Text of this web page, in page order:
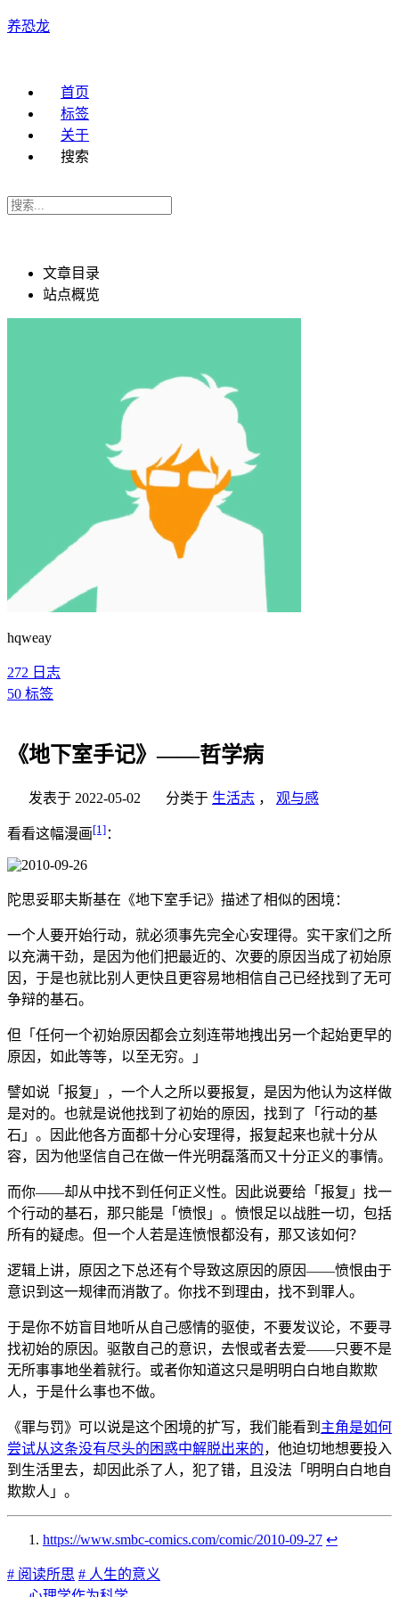
养恐龙
首页
标签
关于
搜索
文章目录
站点概览
hqweay
272 日志
50 标签
《地下室手记》——哲学病
发表于 2022-05-02 分类于 生活志 ， 观与感
看看这幅漫画[1] ：
陀思妥耶夫斯基在《地下室手记》描述了相似的困境：
一个人要开始行动，就必须事先完全心安理得。实干家们之所
以充满干劲，是因为他们把最近的、次要的原因当成了初始原
因，于是也就比别人更快且更容易地相信自己已经找到了无可
争辩的基石。
但「任何一个初始原因都会立刻连带地拽出另一个起始更早的
原因，如此等等，以至无穷。」
譬如说「报复」，一个人之所以要报复，是因为他认为这样做
是对的。也就是说他找到了初始的原因，找到了「行动的基
石」。因此他各方面都十分心安理得，报复起来也就十分从
容，因为他坚信自己在做一件光明磊落而又十分正义的事情。
而你——却从中找不到任何正义性。因此说要给「报复」找一
个行动的基石，那只能是「愤恨」。愤恨足以战胜一切，包括
所有的疑虑。但一个人若是连愤恨都没有，那又该如何？
逻辑上讲，原因之下总还有个导致这原因的原因——愤恨由于
意识到这一规律而消散了。你找不到理由，找不到罪人。
于是你不妨盲目地听从自己感情的驱使，不要发议论，不要寻
找初始的原因。驱散自己的意识，去恨或者去爱——只要不是
无所事事地坐着就行。或者你知道这只是明明白白地自欺欺
人，于是什么事也不做。
《罪与罚》可以说是这个困境的扩写，我们能看到 主角是如何
尝试从这条没有尽头的困惑中解脱出来的，他迫切地想要投入
到生活里去，却因此杀了人，犯了错，且没法「明明白白地自
欺欺人」。
https://www.smbc-comics.com/comic/2010-09-27 ↩︎
# 阅读所思 # 人生的意义